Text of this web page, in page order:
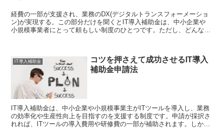
経費の一部が支援され、業務のDX(デジタルトランスフォーメーショ
ン)が実現する。この部分だけを聞くとIT導入補助金は、中小企業や
小規模事業者にとって頼もしい制度のひとつです。ただし、どんな事
IT導入補助金
コツを押さえて成功させるIT導入
補助金申請法
IT導入補助金は、中小企業や小規模事業主がITツールを導入し、業務
の効率化や生産性向上を目指すのを支援する制度です。申請が採択さ
れれば、ITツールの導入費用や研修費の一部が補助されます。しか